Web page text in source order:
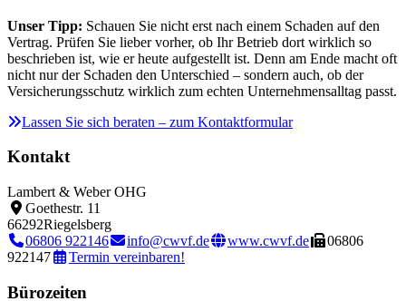
Unser Tipp: Schauen Sie nicht erst nach einem Schaden auf den
Vertrag. Prüfen Sie lieber vorher, ob Ihr Betrieb dort wirklich so
beschrieben ist, wie er heute aufgestellt ist. Denn am Ende macht oft
nicht nur der Schaden den Unterschied – sondern auch, ob der
Versicherungsschutz wirklich zum echten Unternehmensalltag passt.
Lassen Sie sich beraten – zum Kontaktformular
Kontakt
Lambert & Weber OHG
Goethestr. 11
66292Riegelsberg
06806 922146
info@cwvf.de www.cwvf.de
06806
922147
Termin vereinbaren!
Bürozeiten